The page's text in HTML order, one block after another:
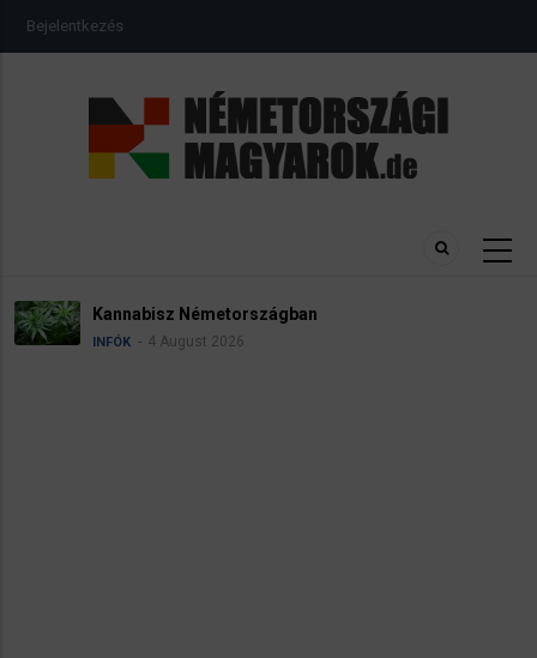
USER
ACCOUNT
Bejelentkezés
Névadási szabályok Németországban
INFÓK